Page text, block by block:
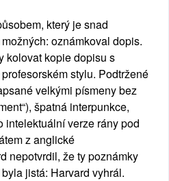
který je snad
oznámkoval dopis.
kolovat kopie dopisu s
stylu. Podtržené
velkými písmeny bez
špatná interpunkce,
intelektuální verze rány pod
z anglické
nepotvrdil, že ty poznámky
jistá: Harvard vyhrál.